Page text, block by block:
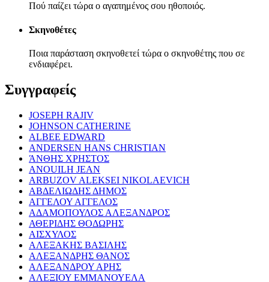
Πού παίζει τώρα ο αγαπημένος σου ηθοποιός.
Σκηνοθέτες
Ποια παράσταση σκηνοθετεί τώρα ο σκηνοθέτης που σε
ενδιαφέρει.
Συγγραφείς
JOSEPH RAJIV
JOHNSON CATHERINE
ALBEE EDWARD
ANDERSEN HANS CHRISTIAN
ΆΝΘΗΣ ΧΡΗΣΤΟΣ
ANOUILH JEAN
ARBUZOV ALEKSEI NIKOLAEVICH
ΑΒΔΕΛΙΩΔΗΣ ΔΗΜΟΣ
ΑΓΓΕΛΟΥ ΑΓΓΕΛΟΣ
ΑΔΑΜΟΠΟΥΛΟΣ ΑΛΕΞΑΝΔΡΟΣ
ΑΘΕΡΙΔΗΣ ΘΟΔΩΡΗΣ
ΑΙΣΧΥΛΟΣ
ΑΛΕΞΑΚΗΣ ΒΑΣΙΛΗΣ
ΑΛΕΞΑΝΔΡΗΣ ΘΑΝΟΣ
ΑΛΕΞΑΝΔΡΟΥ ΑΡΗΣ
ΑΛΕΞΙΟΥ ΕΜΜΑΝΟΥΕΛΑ